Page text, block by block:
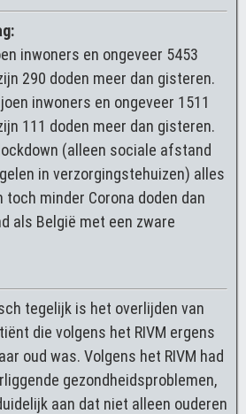
inwoners en ongeveer 5453
290 doden meer dan gisteren.
inwoners en ongeveer 1511
111 doden meer dan gisteren.
(alleen sociale afstand
in verzorgingstehuizen) alles
toch minder Corona doden dan
als België met een zware
tegelijk is het overlijden van
die volgens het RIVM ergens
oud was. Volgens het RIVM had
gezondheidsproblemen,
aan dat niet alleen ouderen